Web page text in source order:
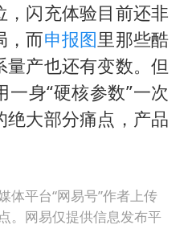
，闪充体验目前还非
，而申报图里那些酷
产也还有变数。但
身“硬核参数”一次
大部分痛点，产品
体平台“网易号”作者上传
。网易仅提供信息发布平